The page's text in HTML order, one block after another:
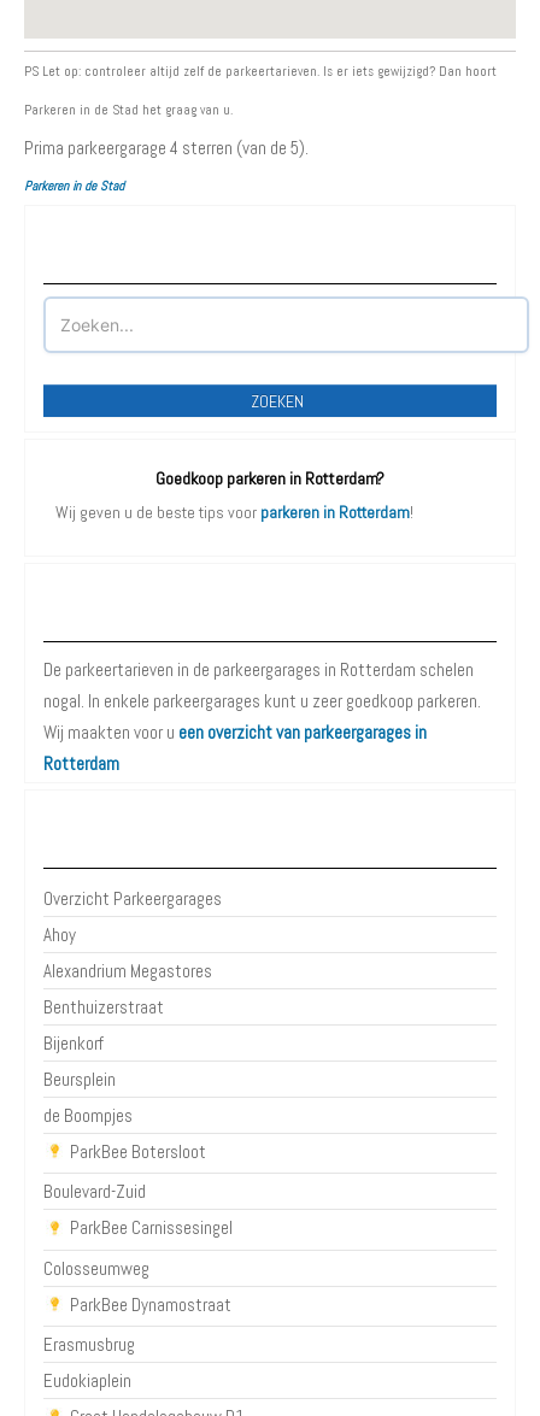
PS Let op: controleer altijd zelf de parkeertarieven. Is er iets gewijzigd? Dan hoort
Parkeren in de Stad het graag van u.
Prima parkeergarage 4 sterren (van de 5).
Parkeren in de Stad
ZOEKEN
Goedkoop parkeren in Rotterdam?
Wij geven u de beste tips voor parkeren in Rotterdam!
De parkeertarieven in de parkeergarages in Rotterdam schelen
nogal. In enkele parkeergarages kunt u zeer goedkoop parkeren.
Wij maakten voor u een overzicht van parkeergarages in
Rotterdam
Overzicht Parkeergarages
Ahoy
Alexandrium Megastores
Benthuizerstraat
Bijenkorf
Beursplein
de Boompjes
ParkBee Botersloot
Boulevard-Zuid
ParkBee Carnissesingel
Colosseumweg
ParkBee Dynamostraat
Erasmusbrug
Eudokiaplein